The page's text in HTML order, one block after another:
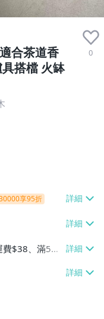
合茶道香
搭檔 火缽
0
享95折
費$38、滿5件
取貨
貨付款【單件
免運
、滿5件